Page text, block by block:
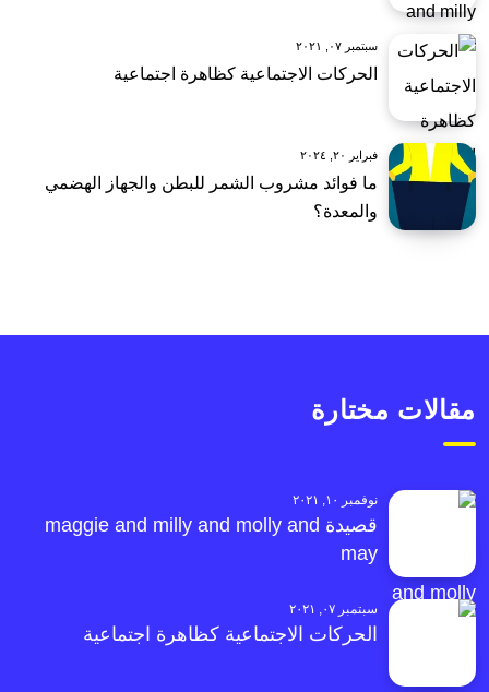
سبتمبر ٠٧, ٢٠٢١
الحركات الاجتماعية كظاهرة اجتماعية
فبراير ٢٠, ٢٠٢٤
ما فوائد مشروب الشمر للبطن والجهاز الهضمي
والمعدة؟
مقالات مختارة
نوفمبر ١٠, ٢٠٢١
قصيدة maggie and milly and molly and
may
سبتمبر ٠٧, ٢٠٢١
الحركات الاجتماعية كظاهرة اجتماعية